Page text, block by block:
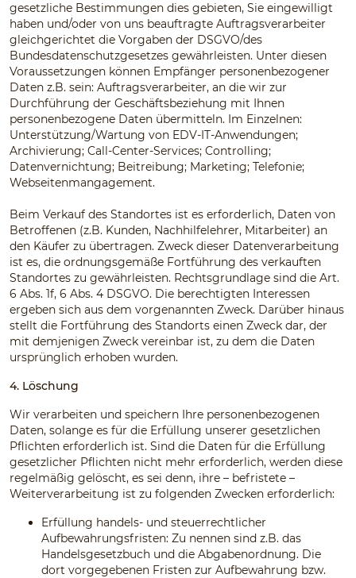
gesetzliche Bestimmungen dies gebieten, Sie eingewilligt
haben und/oder von uns beauftragte Auftragsverarbeiter
gleichgerichtet die Vorgaben der DSGVO/des
Bundesdatenschutzgesetzes gewährleisten. Unter diesen
Voraussetzungen können Empfänger personenbezogener
Daten z.B. sein: Auftragsverarbeiter, an die wir zur
Durchführung der Geschäftsbeziehung mit Ihnen
personenbezogene Daten übermitteln. Im Einzelnen:
Unterstützung/Wartung von EDV-IT-Anwendungen;
Archivierung; Call-Center-Services; Controlling;
Datenvernichtung; Beitreibung; Marketing; Telefonie;
Webseitenmangagement.
Beim Verkauf des Standortes ist es erforderlich, Daten von
Betroffenen (z.B. Kunden, Nachhilfelehrer, Mitarbeiter) an
den Käufer zu übertragen. Zweck dieser Datenverarbeitung
ist es, die ordnungsgemäße Fortführung des verkauften
Standortes zu gewährleisten. Rechtsgrundlage sind die Art.
6 Abs. 1f, 6 Abs. 4 DSGVO. Die berechtigten Interessen
ergeben sich aus dem vorgenannten Zweck. Darüber hinaus
stellt die Fortführung des Standorts einen Zweck dar, der
mit demjenigen Zweck vereinbar ist, zu dem die Daten
ursprünglich erhoben wurden.
4. Löschung
Wir verarbeiten und speichern Ihre personenbezogenen
Daten, solange es für die Erfüllung unserer gesetzlichen
Pflichten erforderlich ist. Sind die Daten für die Erfüllung
gesetzlicher Pflichten nicht mehr erforderlich, werden diese
regelmäßig gelöscht, es sei denn, ihre – befristete –
Weiterverarbeitung ist zu folgenden Zwecken erforderlich:
Erfüllung handels- und steuerrechtlicher
Aufbewahrungsfristen: Zu nennen sind z.B. das
Handelsgesetzbuch und die Abgabenordnung. Die
dort vorgegebenen Fristen zur Aufbewahrung bzw.